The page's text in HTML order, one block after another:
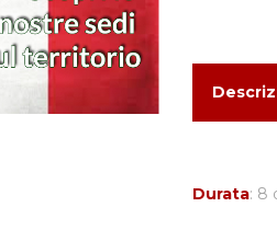
Durata: 8